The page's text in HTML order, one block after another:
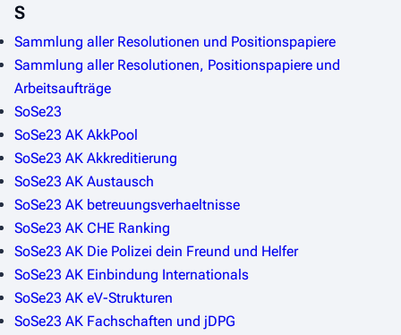
S
Sammlung aller Resolutionen und Positionspapiere
Sammlung aller Resolutionen, Positionspapiere und
Arbeitsaufträge
SoSe23
SoSe23 AK AkkPool
SoSe23 AK Akkreditierung
SoSe23 AK Austausch
SoSe23 AK betreuungsverhaeltnisse
SoSe23 AK CHE Ranking
SoSe23 AK Die Polizei dein Freund und Helfer
SoSe23 AK Einbindung Internationals
SoSe23 AK eV-Strukturen
SoSe23 AK Fachschaften und jDPG